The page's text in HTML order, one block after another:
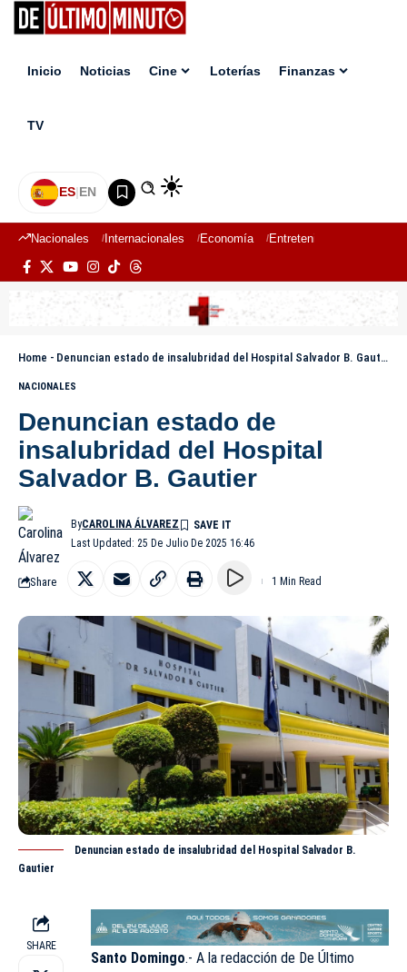
Inicio Noticias Cine Loterías Finanzas
TV
ES|EN
Nacionales Internacionales Economía Entretenimiento
Home - Denuncian estado de insalubridad del Hospital Salvador B. Gautier
NACIONALES
Denuncian estado de
insalubridad del Hospital
Salvador B. Gautier
Last Updated: 25 De Julio De 2025 16:46
ByCAROLINA ÁLVAREZ
Share 1 Min Read
Denuncian estado de insalubridad del Hospital Salvador B.
Gautier
SHARE
Santo Domingo.- A la redacción de De Último